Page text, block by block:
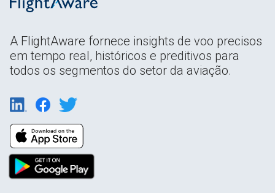
A FlightAware fornece insights de voo precisos
em tempo real, históricos e preditivos para
todos os segmentos do setor da aviação.